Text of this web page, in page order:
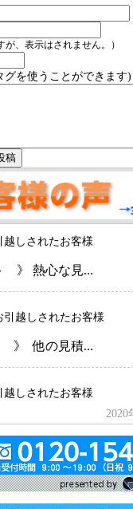
、表示はされません。）
を使うことができます)